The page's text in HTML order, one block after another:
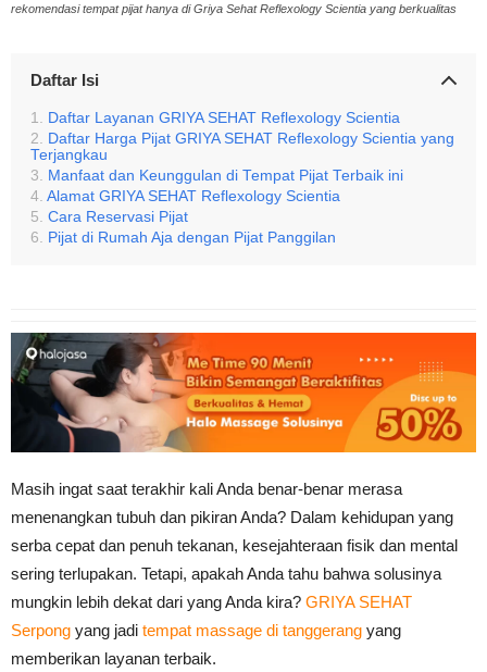
rekomendasi tempat pijat hanya di Griya Sehat Reflexology Scientia yang berkualitas
Daftar Isi
Daftar Layanan GRIYA SEHAT Reflexology Scientia
Daftar Harga Pijat GRIYA SEHAT Reflexology Scientia yang
Terjangkau
Manfaat dan Keunggulan di Tempat Pijat Terbaik ini
Alamat GRIYA SEHAT Reflexology Scientia
Cara Reservasi Pijat
Pijat di Rumah Aja dengan Pijat Panggilan
Masih ingat saat terakhir kali Anda benar-benar merasa
menenangkan tubuh dan pikiran Anda? Dalam kehidupan yang
serba cepat dan penuh tekanan, kesejahteraan fisik dan mental
sering terlupakan. Tetapi, apakah Anda tahu bahwa solusinya
mungkin lebih dekat dari yang Anda kira? GRIYA SEHAT
Serpong yang jadi tempat massage di tanggerang yang
memberikan layanan terbaik.